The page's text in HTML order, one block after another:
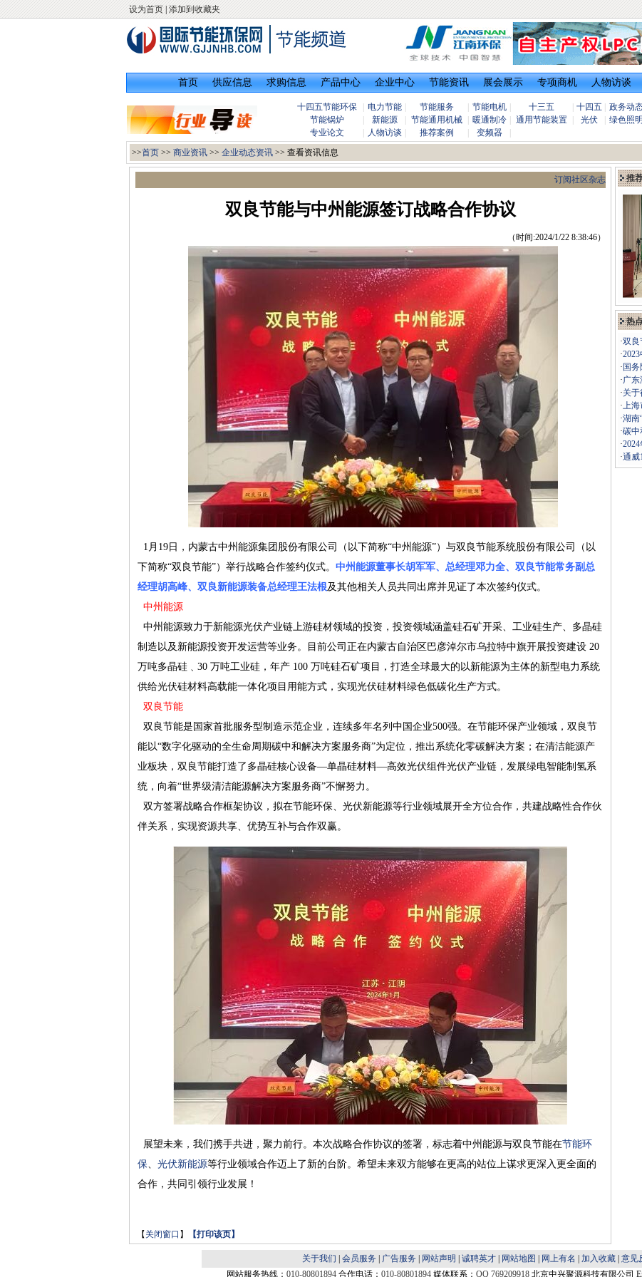
设为首页| 添加到收藏夹
首页 供应信息 求购信息 产品中心 企业中心 节能资讯 展会展示 专项商机 人物访谈
十四五节能环保 电力节能 节能服务 节能电机 十三五 十四五 政务动
节能锅炉
新能源 节能通用机械 暖通制冷 通用节能装置 光伏 绿色照明
专业论文
人物访谈 推荐案例 变频器
>>首页>> 商业资讯>> 企业动态资讯>> 查看资讯信息
订阅社区杂志
双良节能与中州能源签订战略合作协议
（时间:2024/1/22 8:38:46）
1月19日，内蒙古中州能源集团股份有限公司（以下简称“中州能源”）与双良节能系统股份有限公司（以
下简称“双良节能”）举行战略合作签约仪式。 中州能源董事长胡军军、总经理邓力全、双良节能常务副总
经理胡高峰、双良新能源装备总经理王法根及其他相关人员共同出席并见证了本次签约仪式。
中州能源
中州能源致力于新能源光伏产业链上游硅材领域的投资，投资领域涵盖硅石矿开采、工业硅生产、多晶硅
制造以及新能源投资开发运营等业务。目前公司正在内蒙古自治区巴彦淖尔市乌拉特中旗开展投资建设 20
万吨多晶硅﹑30 万吨工业硅，年产 100 万吨硅石矿项目，打造全球最大的以新能源为主体的新型电力系统
供给光伏硅材料高载能一体化项目用能方式，实现光伏硅材料绿色低碳化生产方式。
双良节能
双良节能是国家首批服务型制造示范企业，连续多年名列中国企业500强。在节能环保产业领域，双良节
能以“数字化驱动的全生命周期碳中和解决方案服务商”为定位，推出系统化零碳解决方案；在清洁能源产
业板块，双良节能打造了多晶硅核心设备—单晶硅材料—高效光伏组件光伏产业链，发展绿电智能制氢系
统，向着“世界级清洁能源解决方案服务商”不懈努力。
双方签署战略合作框架协议，拟在节能环保、光伏新能源等行业领域展开全方位合作，共建战略性合作伙
伴关系，实现资源共享、优势互补与合作双赢。
展望未来，我们携手共进，聚力前行。本次战略合作协议的签署，标志着中州能源与双良节能在节能环
保、 光伏新能源等行业领域合作迈上了新的台阶。希望未来双方能够在更高的站位上谋求更深入更全面的
合作，共同引领行业发展！
【 关闭窗口 】 【打印该页】
推
热
·双良
·
· 国
·广
·关于
·上海
·湖南
·碳中
·
·通威
关于我们 会员服务 广告服务 网站声明 诚聘英才 网站地图 网上有名 加入收藏 意见
网站服务热线： 010-80801894 合作电话： 010-80801894 媒体联系： QQ 769209918 北京中兴聚源科技有限公司